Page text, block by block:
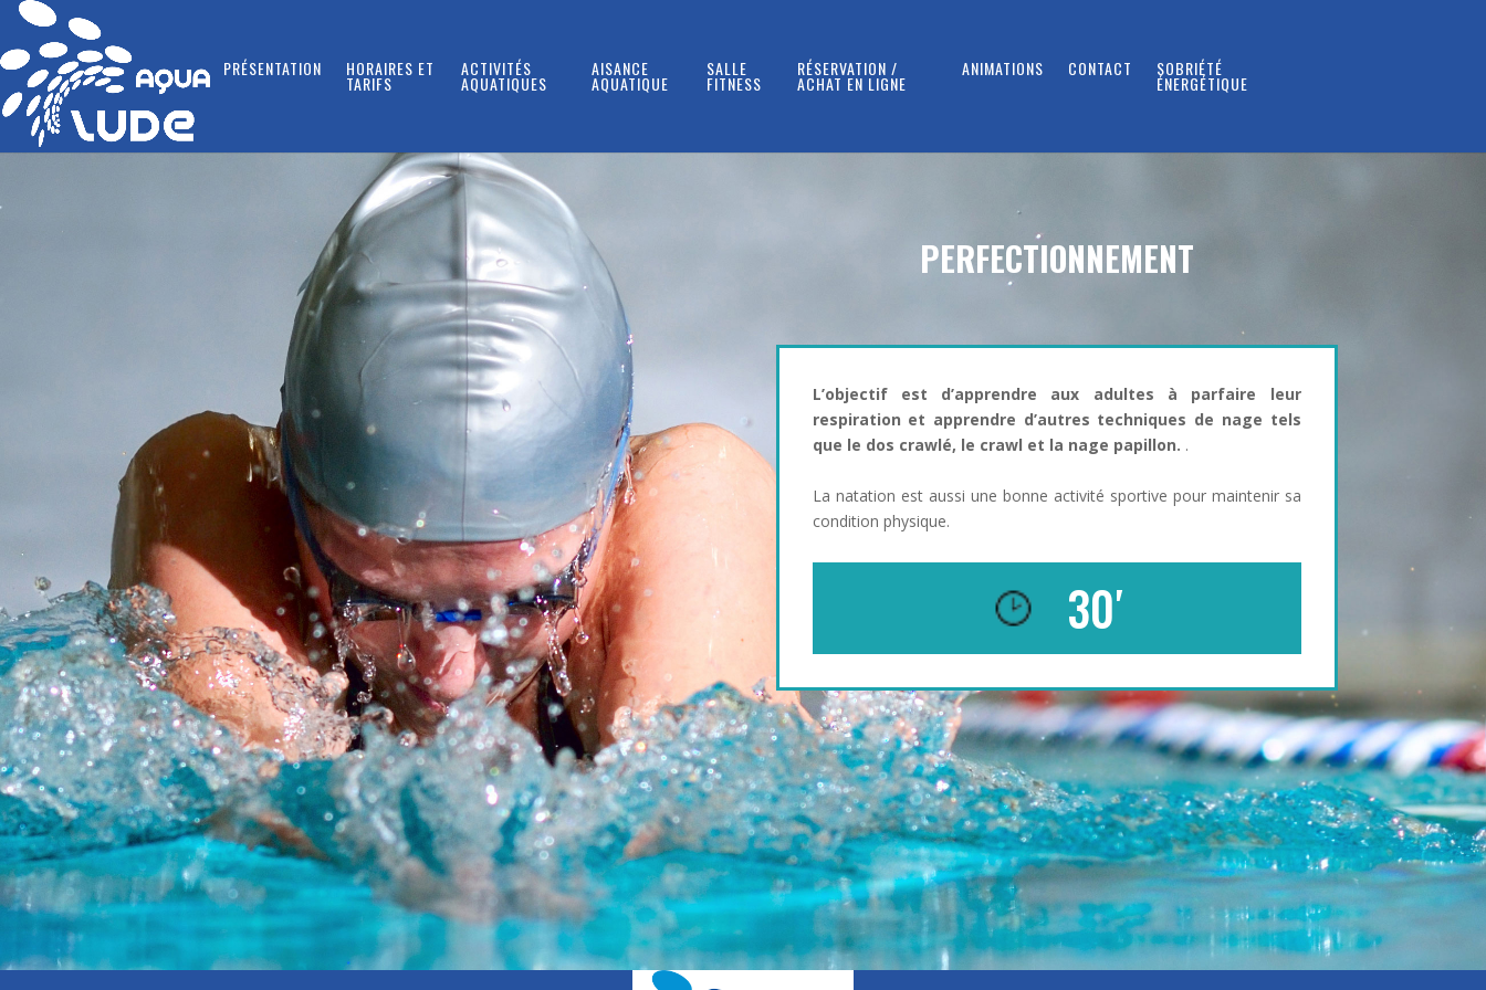
PRÉSENTATION HORAIRES ET
TARIFS
ACTIVITÉS
AQUATIQUES
AISANCE
AQUATIQUE
SALLE
FITNESS
RÉSERVATION /
ACHAT EN LIGNE
ANIMATIONS CONTACT SOBRIÉTÉ
ÉNERGÉTIQUE
PERFECTIONNEMENT
L’objectif est d’apprendre aux adultes à parfaire leur
respiration et apprendre d’autres techniques de nage tels
que le dos crawlé, le crawl et la nage papillon. .
La natation est aussi une bonne activité sportive pour maintenir sa
condition physique.
30′